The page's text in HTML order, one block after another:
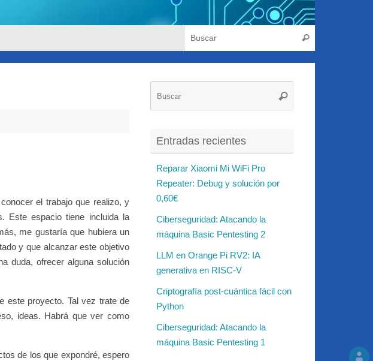
Buscar
el trabajo que realizo, y
Este espacio tiene incluida la
me gustaría que hubiera un
y que alcanzar este objetivo
duda, ofrecer alguna solución
este proyecto. Tal vez trate de
ideas. Habrá que ver como
de los que expondré, espero
Buscar
Entradas recientes
Reparar Xiaomi Mi WiFi Pro
Repeater: Debug y solución por
0,60€
Ciberseguridad: Atacando la
máquina Basic Pentesting 2
LLM en Orange Pi RV2: IA
generativa en RISC-V
Criptografía post-cuántica fácil con
Python
Ciberseguridad: Atacando la
máquina Basic Pentesting 1